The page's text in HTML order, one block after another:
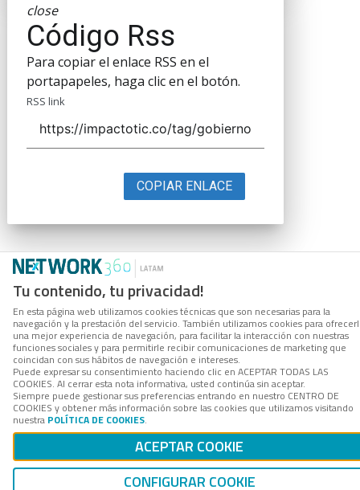
Tu contenido, tu privacidad!
En esta página web utilizamos cookies técnicas que son necesarias para la
navegación y la prestación del servicio. También utilizamos cookies para
una mejor experiencia de navegación, para facilitar la interacción con nuestras
funciones sociales y para permitirle recibir comunicaciones de marketing que
coincidan con sus hábitos de navegación e intereses.
Puede expresar su consentimiento haciendo clic en ACEPTAR TODAS LAS
COOKIES. Al cerrar esta nota informativa, usted continúa sin aceptar.
Siempre puede gestionar sus preferencias entrando en nuestro CENTRO DE
COOKIES y obtener más información sobre las cookies que utilizamos visitando
nuestra POLÍTICA DE COOKIES.
ACEPTAR COOKIE
CONFIGURAR COOKIE
close
Código Rss
Para copiar el enlace RSS en el
portapapeles, haga clic en el botón.
RSS link
COPIAR ENLACE